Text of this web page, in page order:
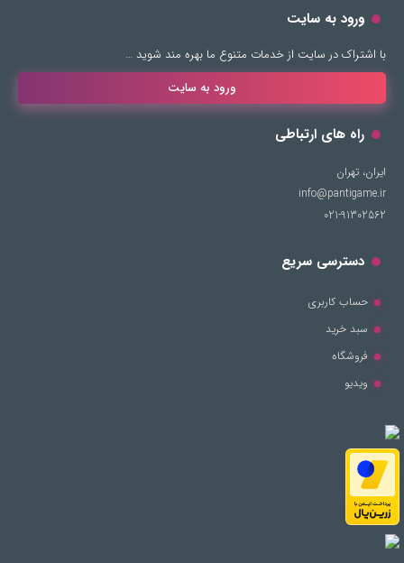
ورود به سایت
با اشتراک در سایت از خدمات متنوع ما بهره مند شوید …
ورود به سایت
راه های ارتباطی
ایران، تهران
info@pantigame.ir
021-91302562
دسترسی سریع
حساب کاربری
سبد خرید
فروشگاه
ویدیو